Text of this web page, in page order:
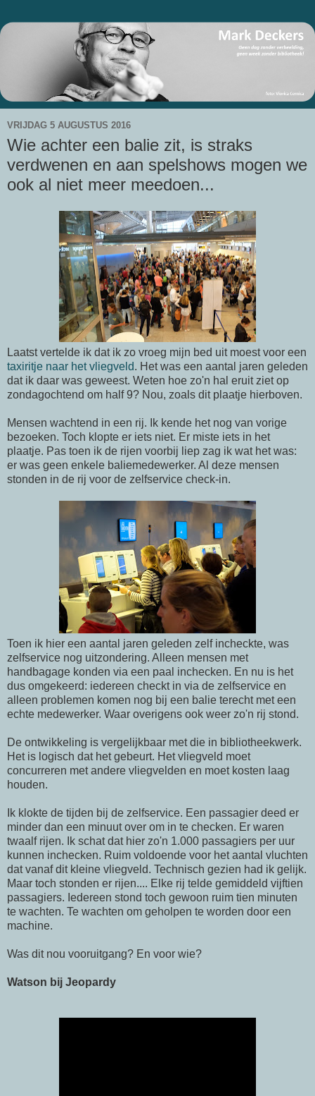
VRIJDAG 5 AUGUSTUS 2016
Wie achter een balie zit, is straks
verdwenen en aan spelshows mogen we
ook al niet meer meedoen...
Laatst vertelde ik dat ik zo vroeg mijn bed uit moest voor een
taxiritje naar het vliegveld. Het was een aantal jaren geleden
dat ik daar was geweest. Weten hoe zo'n hal eruit ziet op
zondagochtend om half 9? Nou, zoals dit plaatje hierboven.
Mensen wachtend in een rij. Ik kende het nog van vorige
bezoeken. Toch klopte er iets niet. Er miste iets in het
plaatje. Pas toen ik de rijen voorbij liep zag ik wat het was:
er was geen enkele baliemedewerker. Al deze mensen
stonden in de rij voor de zelfservice check-in.
Toen ik hier een aantal jaren geleden zelf incheckte, was
zelfservice nog uitzondering. Alleen mensen met
handbagage konden via een paal inchecken. En nu is het
dus omgekeerd: iedereen checkt in via de zelfservice en
alleen problemen komen nog bij een balie terecht met een
echte medewerker. Waar overigens ook weer zo'n rij stond.
De ontwikkeling is vergelijkbaar met die in bibliotheekwerk.
Het is logisch dat het gebeurt. Het vliegveld moet
concurreren met andere vliegvelden en moet kosten laag
houden.
Ik klokte de tijden bij de zelfservice. Een passagier deed er
minder dan een minuut over om in te checken. Er waren
twaalf rijen. Ik schat dat hier zo'n 1.000 passagiers per uur
kunnen inchecken. Ruim voldoende voor het aantal vluchten
dat vanaf dit kleine vliegveld. Technisch gezien had ik gelijk.
Maar toch stonden er rijen.... Elke rij telde gemiddeld vijftien
passagiers. Iedereen stond toch gewoon ruim tien minuten
te wachten. Te wachten om geholpen te worden door een
machine.
Was dit nou vooruitgang? En voor wie?
Watson bij Jeopardy